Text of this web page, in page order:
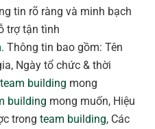
tin rõ ràng và minh bạch
trợ tận tình
. Thông tin bao gồm: Tên
Ngày tổ chức & thời
building mong
building mong muốn, Hiệu
trongteam building, Các